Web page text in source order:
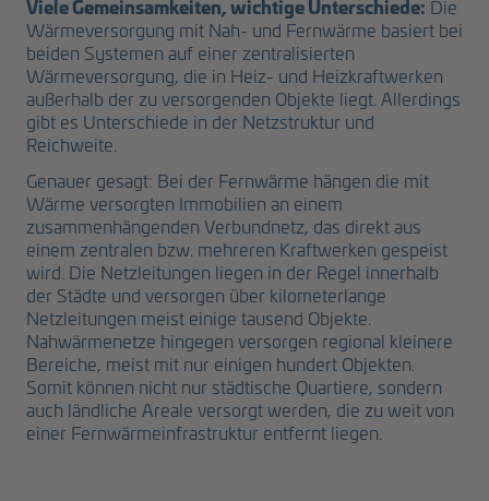
Viele Gemeinsamkeiten, wichtige Unterschiede: Die
Wärmeversorgung mit Nah- und Fernwärme basiert bei
beiden Systemen auf einer zentralisierten
Wärmeversorgung, die in Heiz- und Heizkraftwerken
außerhalb der zu versorgenden Objekte liegt. Allerdings
gibt es Unterschiede in der Netzstruktur und
Reichweite.
Genauer gesagt: Bei der Fernwärme hängen die mit
Wärme versorgten Immobilien an einem
zusammenhängenden Verbundnetz, das direkt aus
einem zentralen bzw. mehreren Kraftwerken gespeist
wird. Die Netzleitungen liegen in der Regel innerhalb
der Städte und versorgen über kilometerlange
Netzleitungen meist einige tausend Objekte.
Nahwärmenetze hingegen versorgen regional kleinere
Bereiche, meist mit nur einigen hundert Objekten.
Somit können nicht nur städtische Quartiere, sondern
auch ländliche Areale versorgt werden, die zu weit von
einer Fernwärmeinfrastruktur entfernt liegen.